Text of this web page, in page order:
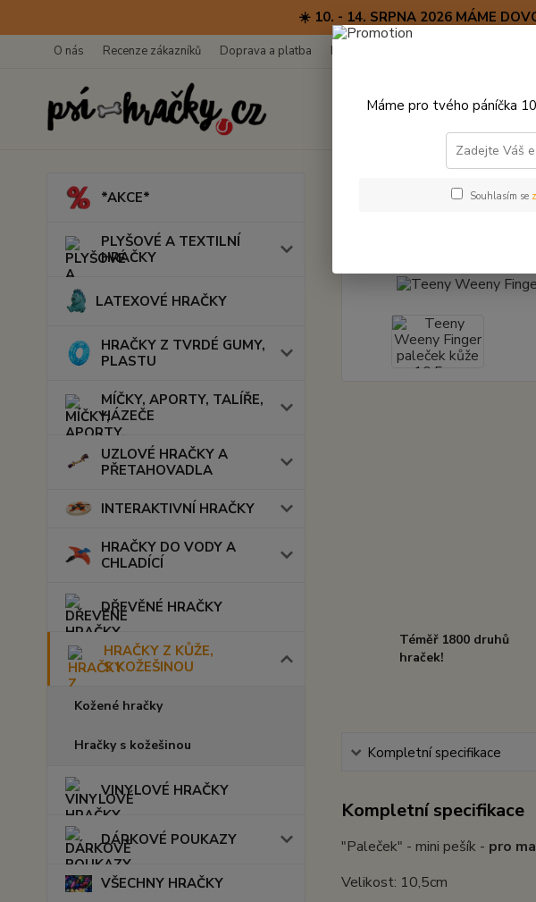
☀️ 10. - 14. SRPNA 2026 MÁME
O nás Recenze zákazníků Doprava a platba Kontakty
*AKCE*
PLYŠOVÉ A TEXTILNÍ
HRAČKY
LATEXOVÉ HRAČKY
HRAČKY Z TVRDÉ GUMY,
PLASTU
MÍČKY, APORTY, TALÍŘE,
HÁZEČE
UZLOVÉ HRAČKY A
PŘETAHOVADLA
INTERAKTIVNÍ HRAČKY
HRAČKY DO VODY A
CHLADÍCÍ
DŘEVĚNÉ HRAČKY
HRAČKY Z KŮŽE,
S KOŽEŠINOU
Kožené hračky
Hračky s kožešinou
VINYLOVÉ HRAČKY
DÁRKOVÉ POUKAZY
VŠECHNY HRAČKY
Téměř 1800 druhů
hraček!
Kompletní specifikace
Kompletní specifikace
"Paleček" - mini pešík - pro
Velikost: 10,5cm
Máme pro tvého páníčka
Souhlasím se